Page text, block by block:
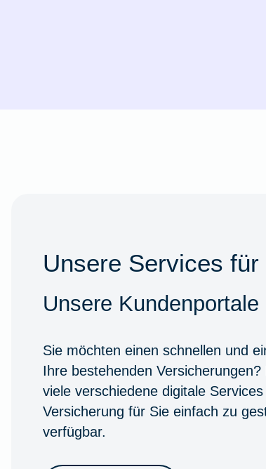
Unsere Services für
Unsere Kundenportale
Sie möchten einen schnellen und
Ihre bestehenden
viele verschiedene digitale
Versicherung für Sie einfach zu
verfügbar.